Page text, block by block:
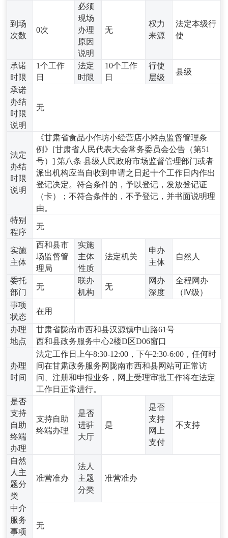
到场
次数
0次
必须
现场
办理
原因
说明
无
权力
来源
法定本级行
使
承诺
时限
1个工作
日
法定
时限
10个工作
日
行使
层级
县级
承诺
办结
时限
说明
无
法定
办结
时限
说明
《甘肃省食品小作坊小经营店小摊点监督管理条
例》[甘肃省人民代表大会常务委员会公告（第51
号）] 第八条 县级人民政府市场监督管理部门或者
派出机构应当自收到申请之日起十个工作日内作出
登记决定。符合条件的，予以登记，发放登记证
（卡）；不符合条件的，不予登记，并书面说明理
由。
特别
程序
无
实施
主体
西和县市
场监督管
理局
实施
主体
性质
法定机关
申办
主体
自然人
委托
部门
无
联办
机构
无
网办
深度
全程网办
（Ⅳ级）
事项
状态
在用
办理
地点
甘肃省陇南市西和县汉源镇中山路61号
西和县政务服务中心2楼D区D06窗口
办理
时间
法定工作日上午8:30-12:00，下午2:30-6:00，任何时
间在甘肃政务服务网陇南市西和县网站可正常访
问、注册和申报业务，网上受理审批工作将在法定
工作日正常进行。
是否
支持
自助
终端
办理
支持自助
终端办理
是否
进驻
大厅
是
是否
支持
网上
支付
不支持
自然
人主
题分
类
准营准办
法人
主题
分类
准营准办
中介
服务
事项
无